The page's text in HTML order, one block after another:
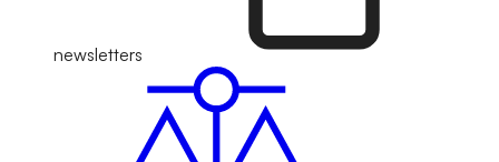
newsletters